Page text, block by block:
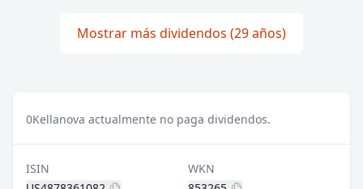
Mostrar más dividendos (29 años)
0Kellanova actualmente no paga dividendos.
ISIN
WKN